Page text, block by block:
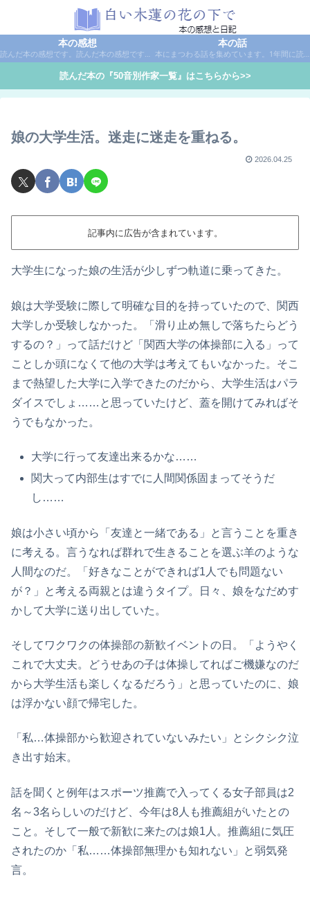
本の感想
読んだ本の感想です。読んだ本の感想です。本は作家名で50音別に分類しています。
本の話
本にまつわる話を集めています。1年間に読んだ本の総括や、本に関する話題など。
読んだ本の『50音別作家一覧』はこちらから>>
娘の大学生活。迷走に迷走を重ねる。
2026.04.25
記事内に広告が含まれています。
大学生になった娘の生活が少しずつ軌道に乗ってきた。
娘は大学受験に際して明確な目的を持っていたので、関西
大学しか受験しなかった。「滑り止め無しで落ちたらどう
するの？」って話だけど「関西大学の体操部に入る」って
ことしか頭になくて他の大学は考えてもいなかった。そこ
まで熱望した大学に入学できたのだから、大学生活はパラ
ダイスでしょ……と思っていたけど、蓋を開けてみればそ
うでもなかった。
大学に行って友達出来るかな……
関大って内部生はすでに人間関係固まってそうだ
し……
娘は小さい頃から「友達と一緒である」と言うことを重き
に考える。言うなれば群れで生きることを選ぶ羊のような
人間なのだ。「好きなことができれば1人でも問題ない
が？」と考える両親とは違うタイプ。日々、娘をなだめす
かして大学に送り出していた。
そしてワクワクの体操部の新歓イベントの日。「ようやく
これで大丈夫。どうせあの子は体操してればご機嫌なのだ
から大学生活も楽しくなるだろう」と思っていたのに、娘
は浮かない顔で帰宅した。
「私…体操部から歓迎されていないみたい」とシクシク泣
き出す始末。
話を聞くと例年はスポーツ推薦で入ってくる女子部員は2
名～3名らしいのだけど、今年は8人も推薦組がいたとの
こと。そして一般で新歓に来たのは娘1人。推薦組に気圧
されたのか「私……体操部無理かも知れない」と弱気発
言。